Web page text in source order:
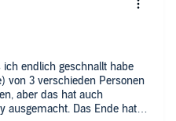
ich endlich geschnallt habe
von 3 verschieden Personen
aber das hat auch
ausgemacht. Das Ende hat